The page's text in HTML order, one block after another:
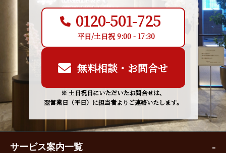
0120-501-725
平日/土日祝 9:00 - 17:30
無料相談・お問合せ
※ 土日祝日にいただいたお問合せは、
翌営業日（平日）に担当者よりご連絡いたします。
サービス案内一覧